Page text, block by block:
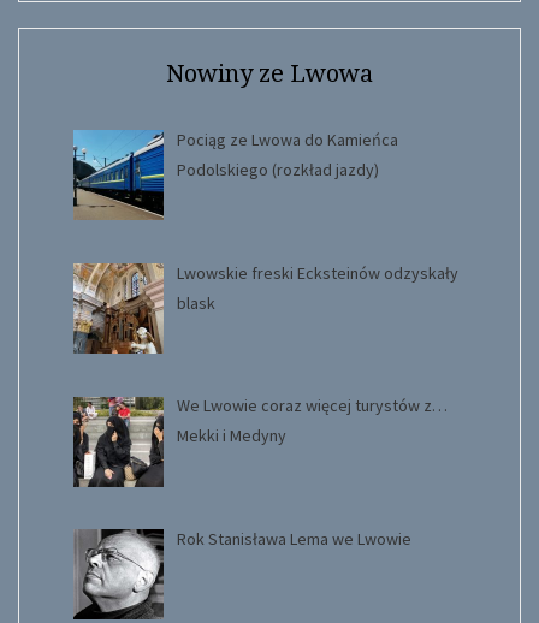
Nowiny ze Lwowa
Pociąg ze Lwowa do Kamieńca
Podolskiego (rozkład jazdy)
Lwowskie freski Ecksteinów odzyskały
blask
We Lwowie coraz więcej turystów z…
Mekki i Medyny
Rok Stanisława Lema we Lwowie